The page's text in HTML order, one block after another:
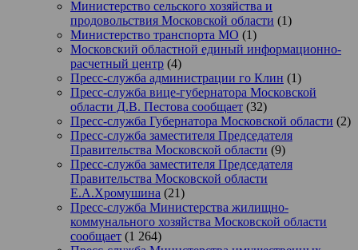
Министерство сельского хозяйства и
продовольствия Московской области (1)
Министерство транспорта МО (1)
Московский областной единый информационно-
расчетный центр (4)
Пресс-служба администрации го Клин (1)
Пресс-служба вице-губернатора Московской
области Д.В. Пестова сообщает (32)
Пресс-служба Губернатора Московской области (2)
Пресс-служба заместителя Председателя
Правительства Московской области (9)
Пресс-служба заместителя Председателя
Правительства Московской области
Е.А.Хромушина (21)
Пресс-служба Министерства жилищно-
коммунального хозяйства Московской области
сообщает (1 264)